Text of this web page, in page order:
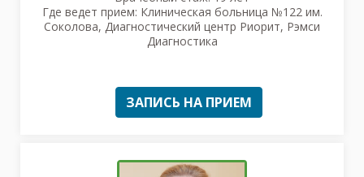
Где ведет прием: Клиническая больница №122 им.
Соколова, Диагностический центр Риорит, Рэмси
Диагностика
ЗАПИСЬ НА ПРИЕМ